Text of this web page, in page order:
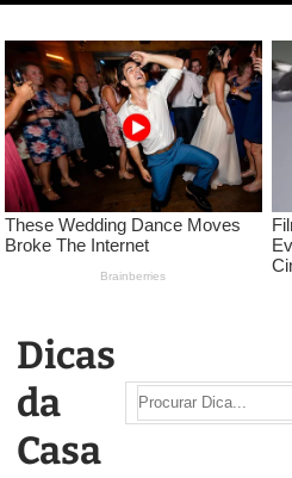
para
o
conteúdo
Dicas
da
Casa
Search